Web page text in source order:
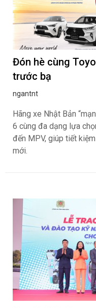
Đón hè cùng
trước bạ
ngantnt
Hãng xe Nhật Bản
6 cùng đa dạng lựa
đến MPV, giúp tiết
mới.